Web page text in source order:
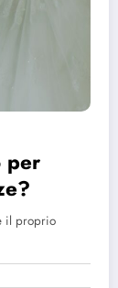
per
il proprio